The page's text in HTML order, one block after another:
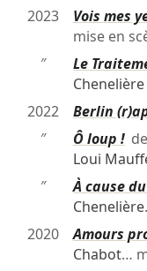
2023
Vois mes
mise en
″
Le
Chenelière
2022
Berlin
″
Ô loup !de
Loui
″
À cause
Chenelière
2020
Amours
Chabot…